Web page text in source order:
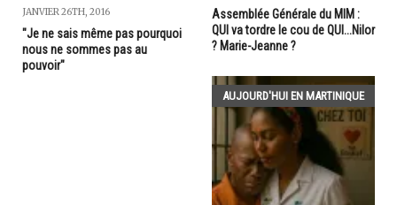
JANVIER 26TH, 2016
"Je ne sais même pas pourquoi
nous ne sommes pas au
pouvoir"
Assemblée Générale du MIM :
QUI va tordre le cou de QUI...Nilor
? Marie-Jeanne ?
AUJOURD'HUI EN MARTINIQUE